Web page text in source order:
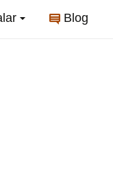
Blog